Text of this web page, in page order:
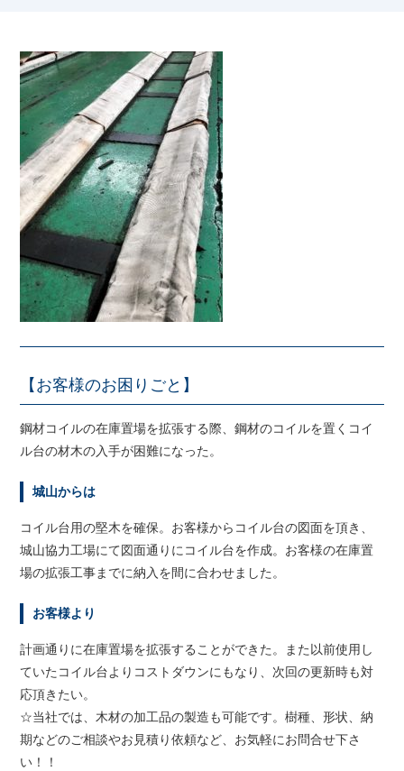
【お客様のお困りごと】
鋼材コイルの在庫置場を拡張する際、鋼材のコイルを置くコイ
ル台の材木の入手が困難になった。
城山からは
コイル台用の堅木を確保。お客様からコイル台の図面を頂き、
城山協力工場にて図面通りにコイル台を作成。お客様の在庫置
場の拡張工事までに納入を間に合わせました。
お客様より
計画通りに在庫置場を拡張することができた。また以前使用し
ていたコイル台よりコストダウンにもなり、次回の更新時も対
応頂きたい。
☆当社では、木材の加工品の製造も可能です。樹種、形状、納
期などのご相談やお見積り依頼など、お気軽にお問合せ下さ
い！！